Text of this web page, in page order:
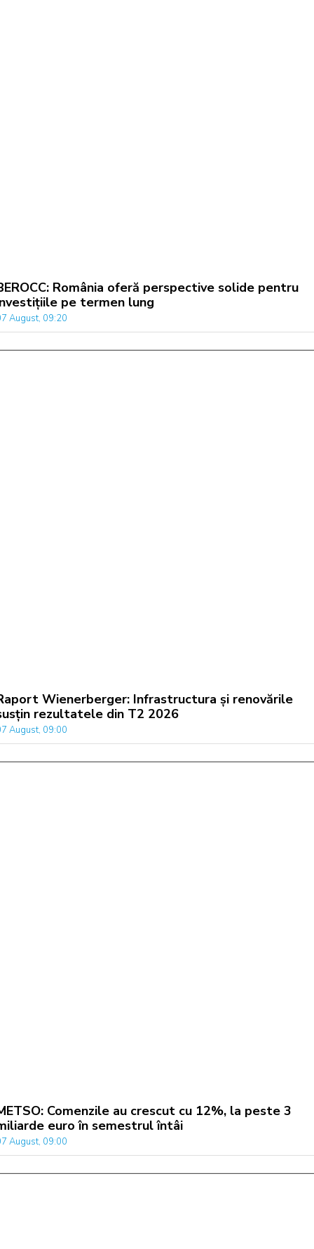
România oferă perspective solide pentru
pe termen lung
August, 09:20
Wienerberger: Infrastructura și renovările
rezultatele din T2 2026
August, 09:00
Comenzile au crescut cu 12%, la peste 3
euro în semestrul întâi
August, 09:00